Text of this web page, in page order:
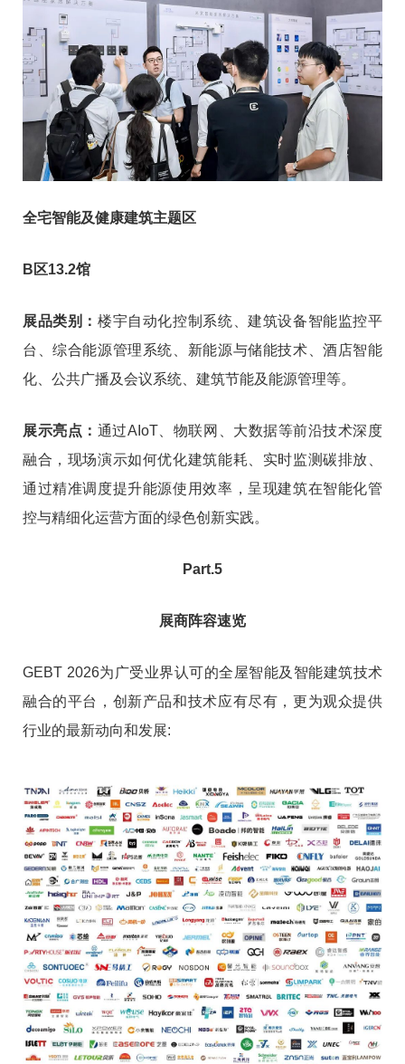
全宅智能及健康建筑主题区
B区13.2馆
展品类别：楼宇自动化控制系统、建筑设备智能监控平
台、综合能源管理系统、新能源与储能技术、酒店智能
化、公共广播及会议系统、建筑节能及能源管理等。
展示亮点： 通过AIoT、物联网、大数据等前沿技术深度
融合，现场演示如何优化建筑能耗、实时监测碳排放、
通过精准调度提升能源使用效率，呈现建筑在智能化管
控与精细化运营方面的绿色创新实践。
Part.5
展商阵容速览
GEBT 2026为广受业界认可的全屋智能及智能建筑技术
融合的平台，创新产品和技术应有尽有，更为观众提供
行业的最新动向和发展: